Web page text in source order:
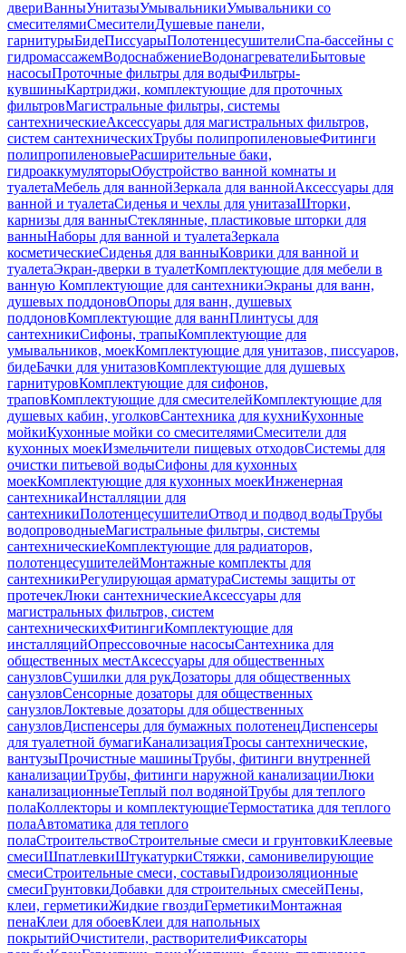
двериВанныУнитазыУмывальникиУмывальники со
смесителямиСмесителиДушевые панели,
гарнитурыБидеПиссуарыПолотенцесушителиСпа-бассейны с
гидромассажемВодоснабжениеВодонагревателиБытовые
насосыПроточные фильтры для водыФильтры-
кувшиныКартриджи, комплектующие для проточных
фильтровМагистральные фильтры, системы
сантехническиеАксессуары для магистральных фильтров,
систем сантехническихТрубы полипропиленовыеФитинги
полипропиленовыеРасширительные баки,
гидроаккумуляторыОбустройство ванной комнаты и
туалетаМебель для ваннойЗеркала для ваннойАксессуары для
ванной и туалетаСиденья и чехлы для унитазаШторки,
карнизы для ванныСтеклянные, пластиковые шторки для
ванныНаборы для ванной и туалетаЗеркала
косметическиеСиденья для ванныКоврики для ванной и
туалетаЭкран-дверки в туалетКомплектующие для мебели в
ванную Комплектующие для сантехникиЭкраны для ванн,
душевых поддоновОпоры для ванн, душевых
поддоновКомплектующие для ваннПлинтусы для
сантехникиСифоны, трапыКомплектующие для
умывальников, моекКомплектующие для унитазов, писсуаров,
бидеБачки для унитазовКомплектующие для душевых
гарнитуровКомплектующие для сифонов,
траповКомплектующие для смесителейКомплектующие для
душевых кабин, уголковСантехника для кухниКухонные
мойкиКухонные мойки со смесителямиСмесители для
кухонных моекИзмельчители пищевых отходовСистемы для
очистки питьевой водыСифоны для кухонных
моекКомплектующие для кухонных моекИнженерная
сантехникаИнсталляции для
сантехникиПолотенцесушителиОтвод и подвод водыТрубы
водопроводныеМагистральные фильтры, системы
сантехническиеКомплектующие для радиаторов,
полотенцесушителейМонтажные комплекты для
сантехникиРегулирующая арматураСистемы защиты от
протечекЛюки сантехническиеАксессуары для
магистральных фильтров, систем
сантехническихФитингиКомплектующие для
инсталляцийОпрессовочные насосыСантехника для
общественных местАксессуары для общественных
санузловСушилки для рукДозаторы для общественных
санузловСенсорные дозаторы для общественных
санузловЛоктевые дозаторы для общественных
санузловДиспенсеры для бумажных полотенецДиспенсеры
для туалетной бумагиКанализацияТросы сантехнические,
вантузыПрочистные машиныТрубы, фитинги внутренней
канализацииТрубы, фитинги наружной канализацииЛюки
канализационныеТеплый пол водянойТрубы для теплого
полаКоллекторы и комплектующиеТермостатика для теплого
полаАвтоматика для теплого
полаСтроительствоСтроительные смеси и грунтовкиКлеевые
смесиШпатлевкиШтукатуркиСтяжки, самонивелирующие
смесиСтроительные смеси, составыГидроизоляционные
смесиГрунтовкиДобавки для строительных смесейПены,
клеи, герметикиЖидкие гвоздиГерметикиМонтажная
пенаКлеи для обоевКлеи для напольных
покрытийОчистители, растворителиФиксаторы